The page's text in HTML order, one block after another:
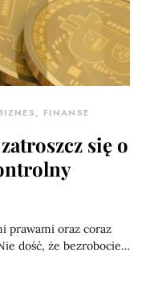
FINANSE
się o
prawami oraz coraz
dość, że bezrobocie…